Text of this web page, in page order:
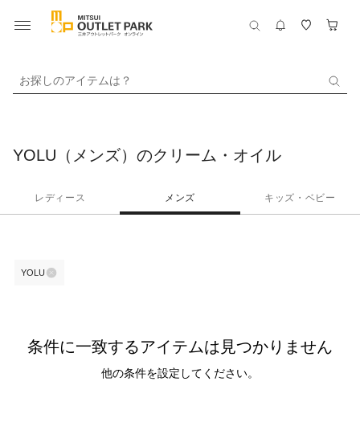
お探しのアイテムは？
YOLU（メンズ）のクリーム・オイル
レディース メンズ キッズ・ベビー
YOLU
条件に一致するアイテムは見つかりません
他の条件を設定してください。